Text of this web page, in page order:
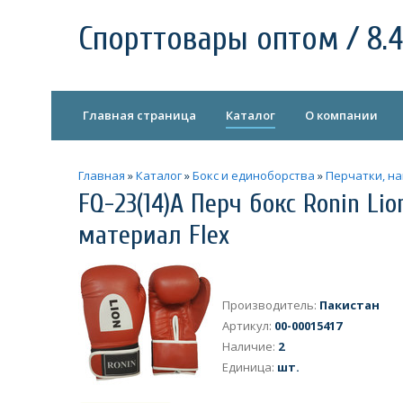
Спорттовары оптом /
Главная страница Каталог О компании
Главная »Каталог»Бокс и единоборства »Перчатки,
FQ-23(14)A Перч бокс Ronin
материал Flex
Производитель: Пакистан
Артикул: 00-00015417
Наличие: 2
Единица: шт.